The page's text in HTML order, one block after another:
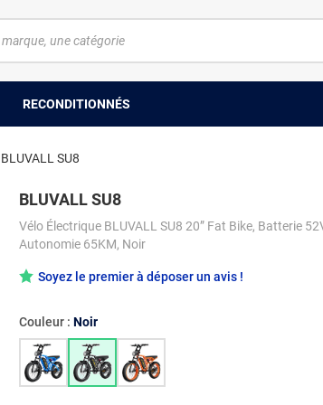
RECONDITIONNÉS
BLUVALL SU8
BLUVALL SU8
Vélo Électrique BLUVALL SU8 20” Fat Bike, Batterie
Autonomie 65KM, Noir
Soyez le premier à déposer un avis !
Couleur : Noir